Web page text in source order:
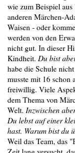
wie zum Beispiel
anderen Märchen-
Waisen - oder
werden von den
nicht gut. In dieser
Kindheit. Du bist
habe die Schule
musste mit 16 schon
freiwillig. Viele
dem Thema von
Welt. Inzwischen
Du lebst auf einer
hast. Warum bist du
Weil das Team, das